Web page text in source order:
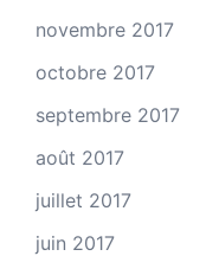
novembre 2017
octobre 2017
septembre 2017
août 2017
juillet 2017
juin 2017